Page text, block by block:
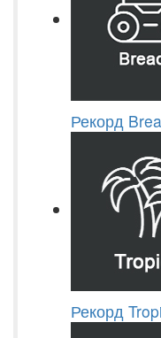
Рекорд
Рекорд